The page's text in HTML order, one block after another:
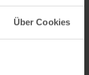
Über Cookies